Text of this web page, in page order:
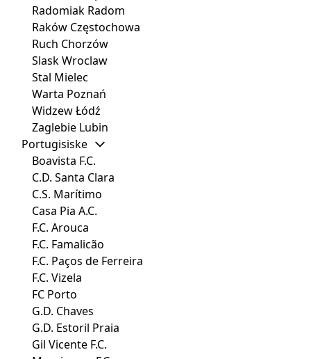
Radomiak Radom
Raków Częstochowa
Ruch Chorzów
Slask Wroclaw
Stal Mielec
Warta Poznań
Widzew Łódź
Zaglebie Lubin
Portugisiske
Boavista F.C.
C.D. Santa Clara
C.S. Marítimo
Casa Pia A.C.
F.C. Arouca
F.C. Famalicão
F.C. Paços de Ferreira
F.C. Vizela
FC Porto
G.D. Chaves
G.D. Estoril Praia
Gil Vicente F.C.